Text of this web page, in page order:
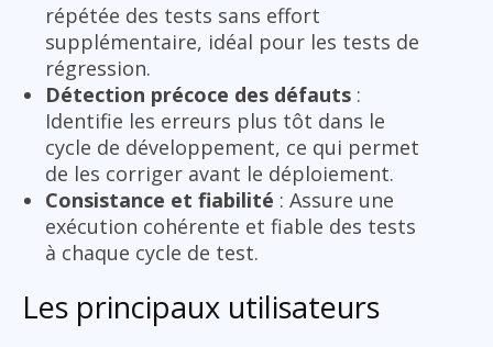
répétée des tests sans effort
supplémentaire, idéal pour les tests de
régression.
Détection précoce des défauts :
Identifie les erreurs plus tôt dans le
cycle de développement, ce qui permet
de les corriger avant le déploiement.
Consistance et fiabilité : Assure une
exécution cohérente et fiable des tests
à chaque cycle de test.
Les principaux utilisateurs